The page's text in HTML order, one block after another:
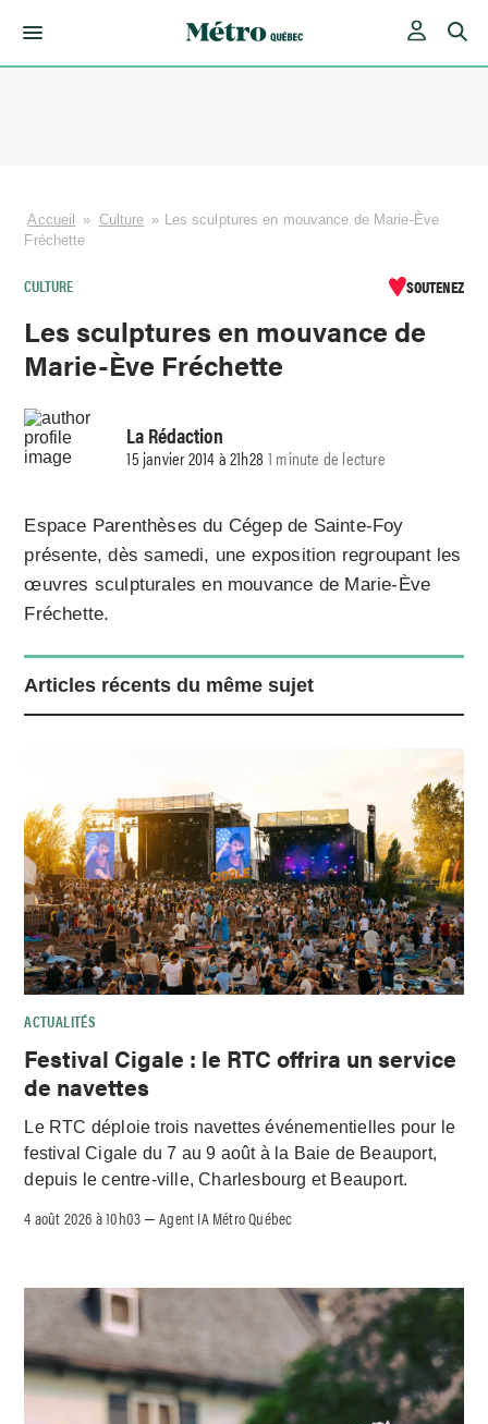
Accueil » Culture » Les sculptures en mouvance de Marie-Ève
Fréchette
CULTURE SOUTENEZ
Les sculptures en mouvance de
Marie-Ève Fréchette
La Rédaction
15 janvier 2014 à 21h28 1 minute de lecture
Espace Parenthèses du Cégep de Sainte-Foy
présente, dès samedi, une exposition regroupant les
œuvres sculpturales en mouvance de Marie-Ève
Fréchette.
Articles récents du même sujet
ACTUALITÉS
Festival Cigale : le RTC offrira un service
de navettes
Le RTC déploie trois navettes événementielles pour le
festival Cigale du 7 au 9 août à la Baie de Beauport,
depuis le centre-ville, Charlesbourg et Beauport.
4 août 2026 à 10h03 –Agent IA Métro Québec